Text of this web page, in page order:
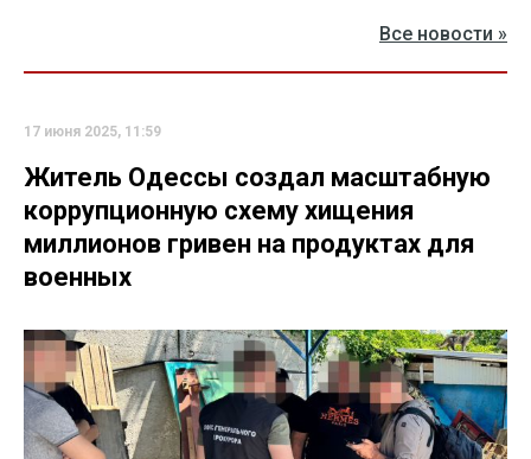
Все новости »
17 июня 2025, 11:59
Житель Одессы создал масштабную
коррупционную схему хищения
миллионов гривен на продуктах для
военных